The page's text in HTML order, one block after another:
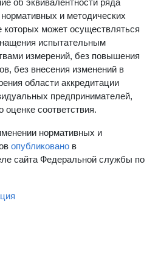
об эквивалентности ряда
и методических
которых может осуществляться
испытательным
измерений, без повышения
без внесения изменений в
области аккредитации
предпринимателей,
соответствия.
нормативных и
опубликовано в
сайта Федеральной службы по